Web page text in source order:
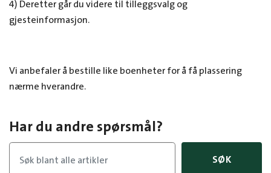
4) Deretter går du videre til tilleggsvalg og
gjesteinformasjon.
Vi anbefaler å bestille like boenheter for å få plassering
nærme hverandre.
Har du andre spørsmål?
SØK